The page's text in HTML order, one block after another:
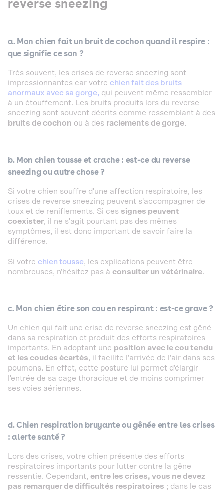
reverse sneezing
a. Mon chien fait un bruit de cochon quand il respire :
que signifie ce son ?
Très souvent, les crises de reverse sneezing sont
impressionnantes car votre chien fait des bruits
anormaux avec sa gorge, qui peuvent même ressembler
à un étouffement. Les bruits produits lors du reverse
sneezing sont souvent décrits comme ressemblant à des
bruits de cochon ou à des raclements de gorge.
b. Mon chien tousse et crache : est-ce du reverse
sneezing ou autre chose ?
Si votre chien souffre d'une affection respiratoire, les
crises de reverse sneezing peuvent s'accompagner de
toux et de reniflements. Si ces signes peuvent
coexister, il ne s'agit pourtant pas des mêmes
symptômes, il est donc important de savoir faire la
différence.
Si votre chien tousse, les explications peuvent être
nombreuses, n'hésitez pas à consulter un vétérinaire.
c. Mon chien étire son cou en respirant : est-ce grave ?
Un chien qui fait une crise de reverse sneezing est gêné
dans sa respiration et produit des efforts respiratoires
importants. En adoptant une position avec le cou tendu
et les coudes écartés, il facilite l'arrivée de l'air dans ses
poumons. En effet, cette posture lui permet d'élargir
l'entrée de sa cage thoracique et de moins comprimer
ses voies aériennes.
d. Chien respiration bruyante ou gênée entre les crises
: alerte santé ?
Lors des crises, votre chien présente des efforts
respiratoires importants pour lutter contre la gêne
ressentie. Cependant, entre les crises, vous ne devez
pas remarquer de difficultés respiratoires ; dans le cas